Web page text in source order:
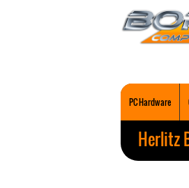
PC Hardware
Herlitz